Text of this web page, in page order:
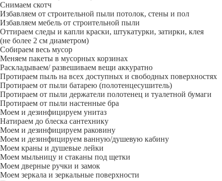
Снимаем скотч
Избавляем от строительной пыли потолок, стены и пол
Избавляем мебель от строительной пыли
Оттираем следы и капли краски, штукатурки, затирки, клея
(не более 2 см диаметром)
Собираем весь мусор
Меняем пакеты в мусорных корзинах
Раскладываем/ развешиваем вещи аккуратно
Протираем пыль на всех доступных и свободных поверхностях
Протираем от пыли батарею (полотенцесушитель)
Протираем от пыли держатели полотенец и туалетной бумаги
Протираем от пыли настенные бра
Моем и дезинфицируем унитаз
Натираем до блеска сантехнику
Моем и дезинфицируем раковину
Моем и дезинфицируем ванную/душевую кабину
Моем краны и душевые лейки
Моем мыльницу и стаканы под щетки
Моем дверные ручки и замок
Моем зеркала и зеркальные поверхности